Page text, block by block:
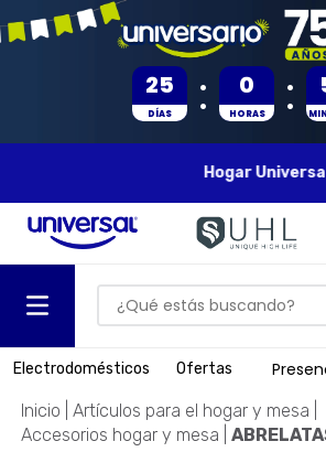
25
DÍAS : 0
HORAS :
Hogar Universal
¿Qué estás buscando?
Electrodomésticos Ofertas
Artículos para el hogar y mesa
Accesorios hogar y mesa
TÉRMINOS MÁS BUSCADOS
batería